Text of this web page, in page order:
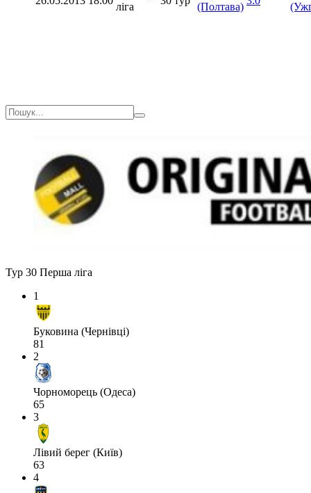
ліга
(Полтава)
Тур 30 Перша ліга
1
Буковина (Чернівці)
81
2
Чорноморець (Одеса)
65
3
Лівий берег (Київ)
63
4